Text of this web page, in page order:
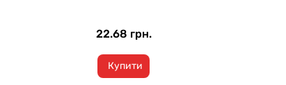
22.68 грн.
Купити